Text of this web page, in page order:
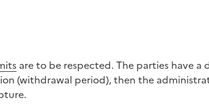
are to be respected. The parties have a
(withdrawal period), then the